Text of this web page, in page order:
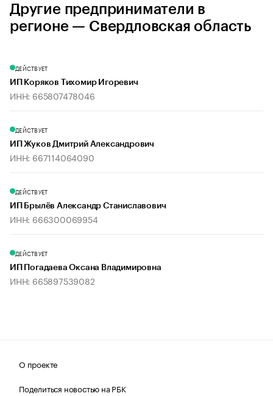
Другие предприниматели в
регионе — Свердловская область
ДЕЙСТВУЕТ
ИП Коряков Тихомир Игоревич
ИНН: 665807478046
ДЕЙСТВУЕТ
ИП Жуков Дмитрий Александрович
ИНН: 667114064090
ДЕЙСТВУЕТ
ИП Брылёв Александр Станиславович
ИНН: 666300069954
ДЕЙСТВУЕТ
ИП Погадаева Оксана Владимировна
ИНН: 665897539082
О проекте
Поделиться новостью на РБК